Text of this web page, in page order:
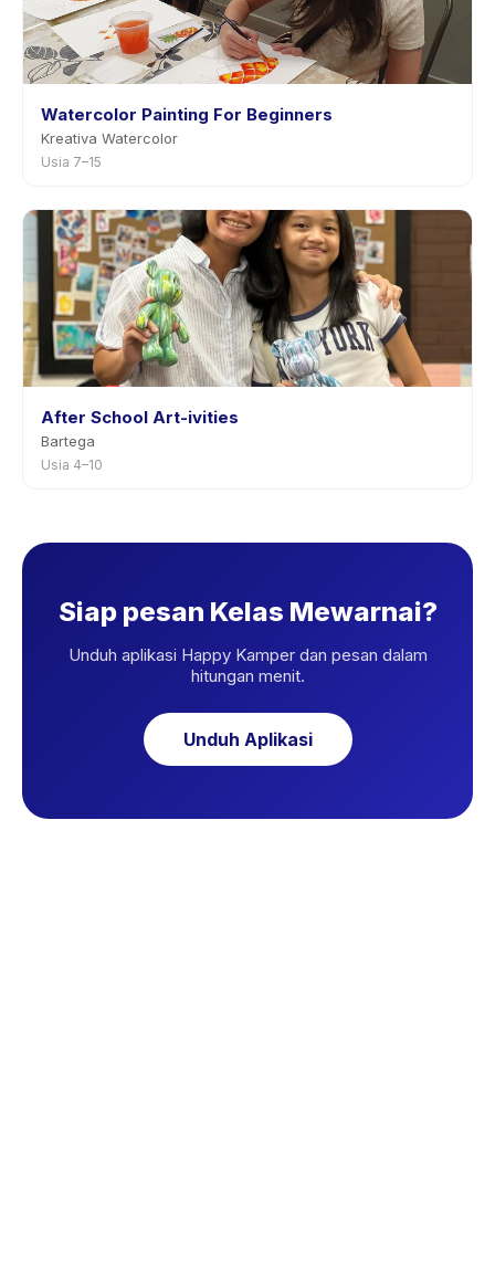
Watercolor Painting For Beginners
Kreativa Watercolor
Usia 7–15
After School Art-ivities
Bartega
Usia 4–10
Siap pesan Kelas Mewarnai?
Unduh aplikasi Happy Kamper dan pesan dalam
hitungan menit.
Unduh Aplikasi